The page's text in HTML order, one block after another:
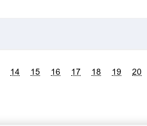
14 15 16 17 18 19 20